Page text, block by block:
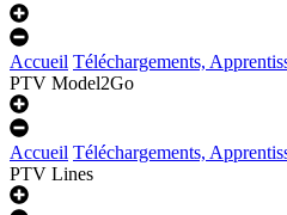
Accueil Téléchargements,
PTV Model2Go
Accueil Téléchargements,
PTV Lines